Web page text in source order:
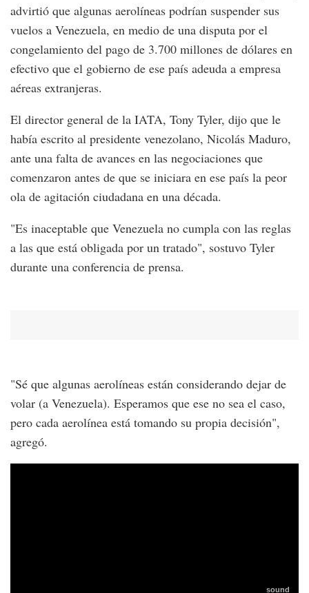
advirtió que algunas aerolíneas podrían suspender sus
vuelos a Venezuela, en medio de una disputa por el
congelamiento del pago de 3.700 millones de dólares en
efectivo que el gobierno de ese país adeuda a empresa
aéreas extranjeras.
El director general de la IATA, Tony Tyler, dijo que le
había escrito al presidente venezolano, Nicolás Maduro,
ante una falta de avances en las negociaciones que
comenzaron antes de que se iniciara en ese país la peor
ola de agitación ciudadana en una década.
"Es inaceptable que Venezuela no cumpla con las reglas
a las que está obligada por un tratado", sostuvo Tyler
durante una conferencia de prensa.
"Sé que algunas aerolíneas están considerando dejar de
volar (a Venezuela). Esperamos que ese no sea el caso,
pero cada aerolínea está tomando su propia decisión",
agregó.